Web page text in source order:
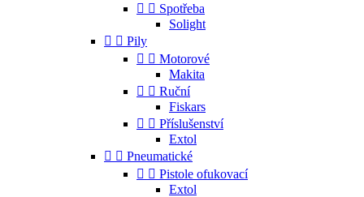
  Spotřeba
Solight
  Pily
  Motorové
Makita
  Ruční
Fiskars
  Příslušenství
Extol
  Pneumatické
  Pistole ofukovací
Extol